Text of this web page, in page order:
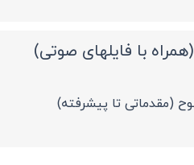
(همراه با فایلهای صوتی)